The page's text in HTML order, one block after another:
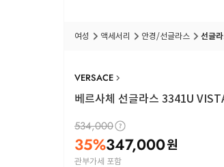
여성 액세서리 안경/선글라스 선글
VERSACE
베르사체 선글라스 3341U
534,000
35%347,000원
관부가세 포함